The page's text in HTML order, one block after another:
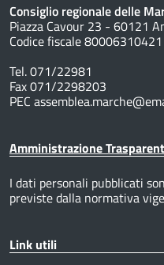
Consiglio regionale delle
Piazza Cavour 23 - 60121
Codice fiscale 80006310421
Tel. 071/22981
Fax 071/2298203
PEC
Amministrazione
I dati personali pubblicati
previste dalla normativa
Link utili